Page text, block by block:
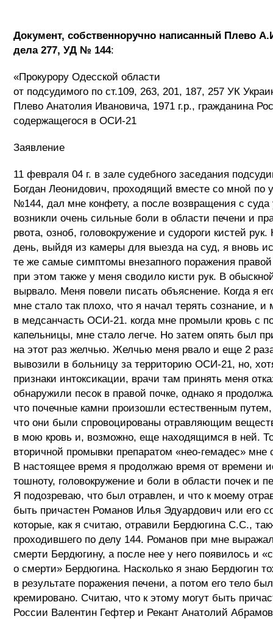
Документ, собственноручно написанный Плево
дела 277, УД № 144:
«Прокурору Одесской области
от подсудимого по ст.109, 263, 201, 187, 257 УК
Плево Анатолия Ивановича, 1971 г.р., гражданина
содержащегося в ОСИ-21
Заявление
11 февраля 04 г. в зале судебного заседания
Богдан Леонидович, проходящий вместе со мной по
№144, дал мне конфету, а после возвращения с суда
возникли очень сильные боли в области печени и
рвота, озноб, головокружение и судороги кистей
день, выйдя из камеры для выезда на суд, я вновь
те же самые симптомы внезапного поражения
при этом также у меня сводило кисти рук. В
вырвало. Меня повели писать объяснение. Когда я
мне стало так плохо, что я начал терять сознание, и
в медсанчасть ОСИ-21. когда мне промыли кровь с
капельницы, мне стало легче. Но затем опять был
на этот раз желчью. Желчью меня рвало и еще 2
вывозили в больницу за территорию ОСИ-21, но,
признаки интоксикации, врачи там принять меня
обнаружили песок в правой почке, однако я
что почечные камни произошли естественным
что они были спровоцированы отравляющим
в мою кровь и, возможно, еще находящимся в ней.
вторичной промывки препаратом «нео-гемадес» мне
В настоящее время я продолжаю время от времени
тошноту, головокружение и боли в области почек и
Я подозреваю, что был отравлен, и что к моему
быть причастен Романов Илья Эдуардович или его
которые, как я считаю, отравили Бердюгина С.С.,
проходившего по делу 144. Романов при мне
смерти Бердюгину, а после нее у него появилось и
о смерти» Бердюгина. Насколько я знаю Бердюгин
в результате поражения печени, а потом его тело
кремировано. Считаю, что к этому могут быть
России Валентин Гефтер и Рекант Анатолий